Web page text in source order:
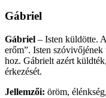
Gábriel
Gábriel – Isten küldötte.
erőm”. Isten
hoz. Gábrielt azért
érkezését.
Jellemzői: öröm,